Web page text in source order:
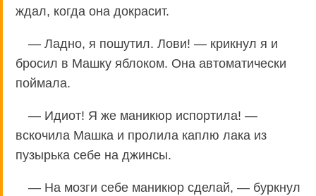
ждал, когда она докрасит.
— Ладно, я пошутил. Лови! — крикнул я и
бросил в Машку яблоком. Она автоматически
поймала.
— Идиот! Я же маникюр испортила! —
вскочила Машка и пролила каплю лака из
пузырька себе на джинсы.
— На мозги себе маникюр сделай, — буркнул